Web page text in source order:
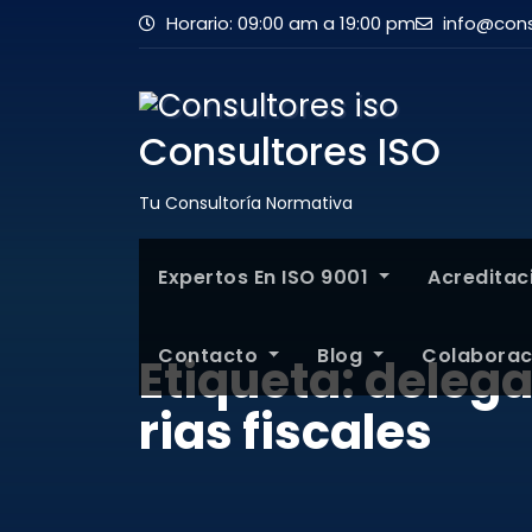
Horario: 09:00 am a 19:00 pm
Consultores ISO
Tu Consultoría Normativa
Expertos En ISO 9001
Contacto Blog
Etiqueta:
rias fiscales